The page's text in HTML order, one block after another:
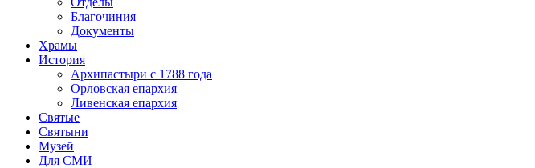
Благочиния
Документы
Храмы
История
Архипастыри с 1788 года
Орловская епархия
Ливенская епархия
Святые
Святыни
Музей
Для СМИ